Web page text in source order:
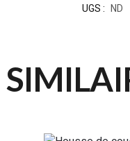
UGS : ND